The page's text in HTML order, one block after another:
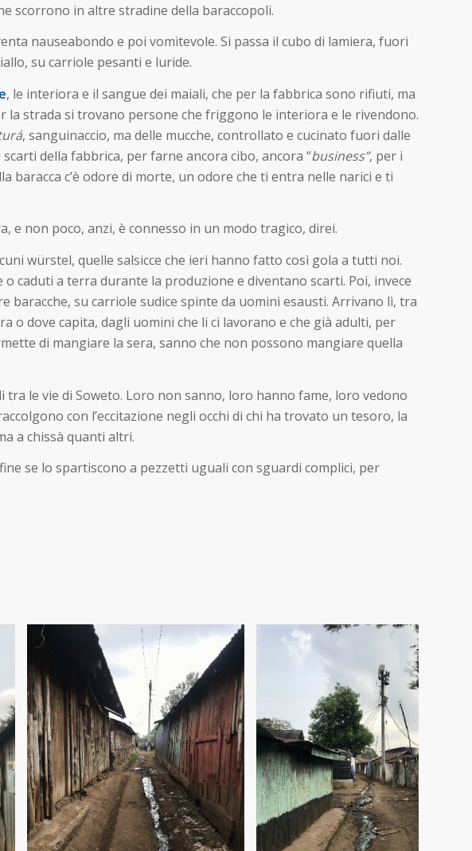
scorrono in altre stradine della baraccopoli.
nauseabondo e poi vomitevole. Si passa il cubo di lamiera, fuori
su carriole pesanti e luride.
, le interiora e il sangue dei maiali, che per la fabbrica sono rifiuti, ma
la strada si trovano persone che friggono le interiora e le rivendono.
, sanguinaccio, ma delle mucche, controllato e cucinato fuori dalle
della fabbrica, per farne ancora cibo, ancora “business”, per i
baracca c’è odore di morte, un odore che ti entra nelle narici e ti
e non poco, anzi, è connesso in un modo tragico, direi.
würstel, quelle salsicce che ieri hanno fatto così gola a tutti noi.
caduti a terra durante la produzione e diventano scarti. Poi, invece
su carriole sudice spinte da uomini esausti. Arrivano lì, tra
dove capita, dagli uomini che li ci lavorano e che già adulti, per
di mangiare la sera, sanno che non possono mangiare quella
le vie di Soweto. Loro non sanno, loro hanno fame, loro vedono
con l’eccitazione negli occhi di chi ha trovato un tesoro, la
a chissà quanti altri.
se lo spartiscono a pezzetti uguali con sguardi complici, per